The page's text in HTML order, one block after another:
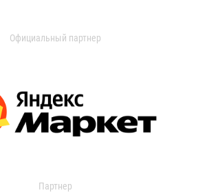
Официальный партнер
Партнер